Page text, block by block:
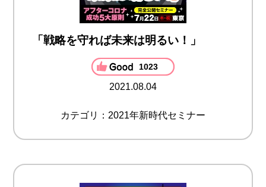
「戦略を守れば未来は明るい！」
1023
2021.08.04
カテゴリ：2021年新時代セミナー